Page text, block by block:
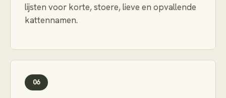
lijsten voor korte, stoere, lieve en opvallende
kattennamen.
06